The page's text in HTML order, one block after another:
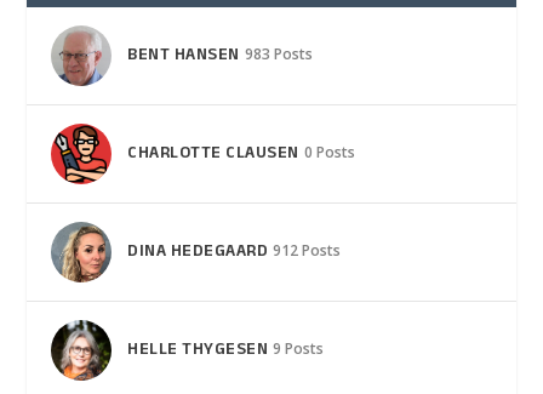
BENT HANSEN 983 Posts
CHARLOTTE CLAUSEN 0 Posts
DINA HEDEGAARD 912 Posts
HELLE THYGESEN 9 Posts